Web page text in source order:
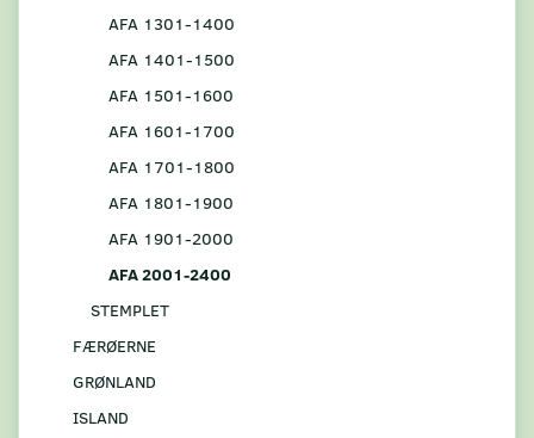
AFA 1301-1400
AFA 1401-1500
AFA 1501-1600
AFA 1601-1700
AFA 1701-1800
AFA 1801-1900
AFA 1901-2000
AFA 2001-2400
STEMPLET
FÆRØERNE
GRØNLAND
ISLAND